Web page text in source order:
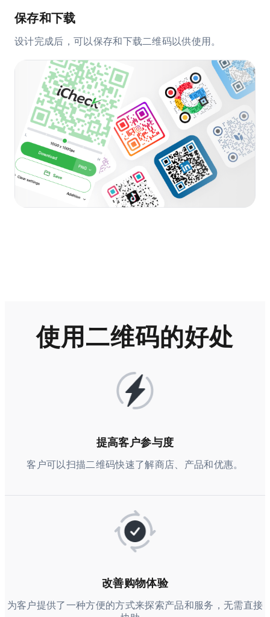
保存和下载
设计完成后，可以保存和下载二维码以供使用。
使用二维码的好处
提高客户参与度
客户可以扫描二维码快速了解商店、产品和优惠。
改善购物体验
为客户提供了一种方便的方式来探索产品和服务，无需直接